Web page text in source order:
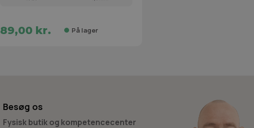
89,00 kr. På lager
Besøg os
Fysisk butik og kompetencecenter